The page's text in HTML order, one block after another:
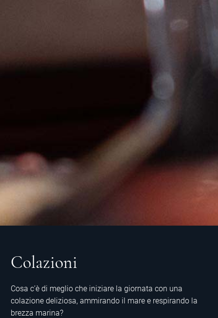
Colazioni
Cosa c’è di meglio che iniziare la giornata con una
colazione deliziosa, ammirando il mare e respirando la
brezza marina?